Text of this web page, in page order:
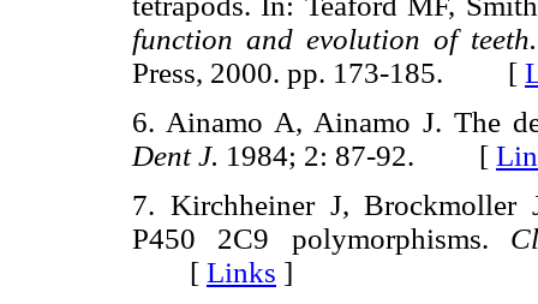
function and evolution of teeth.
Press, 2000. pp. 173-185. [
6. Ainamo A, Ainamo J. The
Dent J. 1984; 2: 87-92. [
7. Kirchheiner J, Brockmoller
P450 2C9 polymorphisms.
[ Links ]